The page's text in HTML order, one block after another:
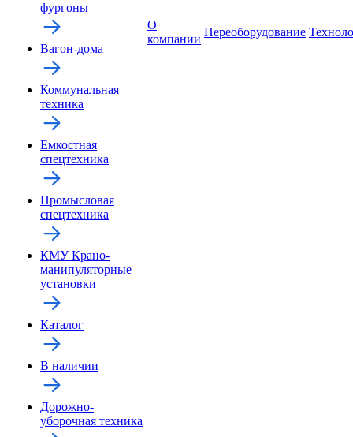
фургоны
Вагон-дома
Коммунальная
техника
Емкостная
спецтехника
Промысловая
спецтехника
КМУ Крано-
манипуляторные
установки
Каталог
В наличии
Дорожно-
уборочная техника
О
компании
Переоборудование